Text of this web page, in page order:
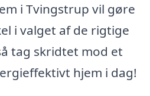
i Tvingstrup vil gøre
i valget af de rigtige
tag skridtet mod et
hjem i dag!